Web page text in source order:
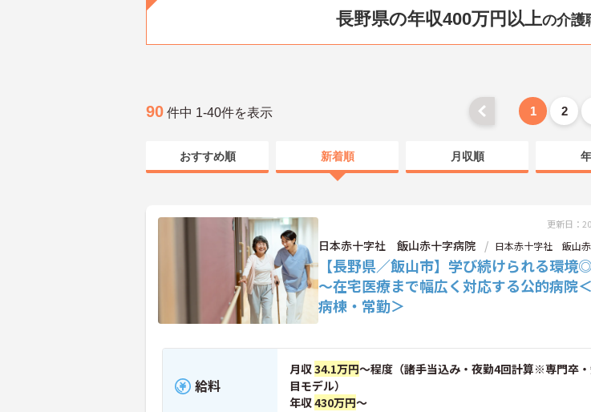
長野県の年収400万円以上の介護
90 件中 1-40件を表示 1 2
おすすめ順 新着順 月収順
更新日：
日本赤十字社 飯山赤十字病院 日本赤十字社 飯山
【長野県／飯山市】学び続けられる環境
～在宅医療まで幅広く対応する公的病院
病棟・常勤＞
給料
月収34.1万円～程度（諸手当込み・夜勤4回計算※専門卒
目モデル）
年収430万円～